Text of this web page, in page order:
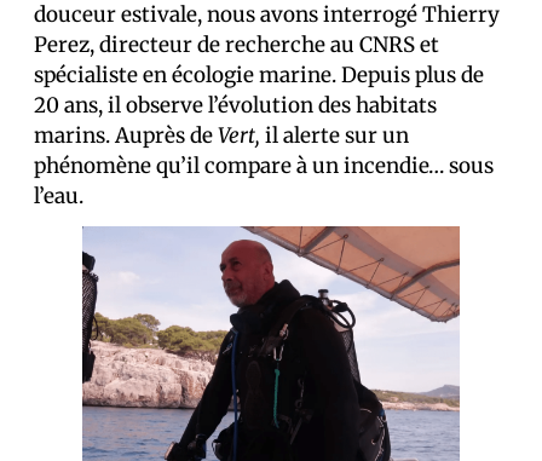
douceur estivale, nous avons interrogé Thierry
Perez, directeur de recherche au CNRS et
spécialiste en écologie marine. Depuis plus de
20 ans, il observe l’évolution des habitats
marins. Auprès deVert, il alerte sur un
phénomène qu’il compare à un incendie… sous
l’eau.